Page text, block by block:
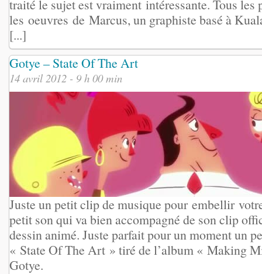
traité le sujet est vraiment intéressante. Tous les
les oeuvres de Marcus, un graphiste basé à
[...]
Gotye – State Of The Art
14 avril 2012 - 9 h 00 min
Juste un petit clip de musique pour embellir
petit son qui va bien accompagné de son clip
dessin animé. Juste parfait pour un moment un
« State Of The Art » tiré de l’album « Making
Gotye.